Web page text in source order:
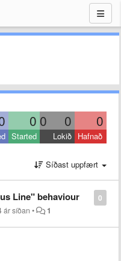
0 0 0 0
Started Lokið Hafnað
Síðast uppfært
0
Line" behaviour
ár síðan • 1